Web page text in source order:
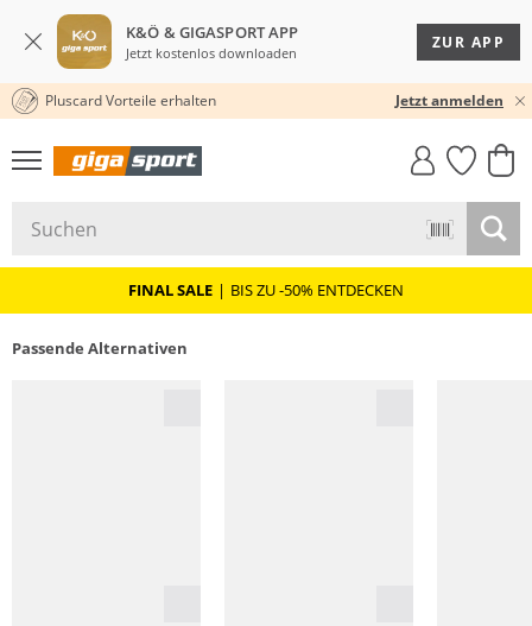
K&Ö & GIGASPORT APP
Jetzt kostenlos downloaden
ZUR APP
30 TAGE RÜCKGABERECHT
Pluscard Vorteile erhalten Jetzt anmelden
GIGASTYLE
FAHRRAD­
MUST-HAVE
FINAL SALE | BIS ZU -50% ENTDECKEN
Passende Alternativen